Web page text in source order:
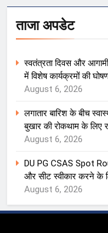
ताजा अपडेट
स्वतंत्रता दिवस और
में विशेष कार्यक्रमों की
August 6, 2026
लगातार बारिश के बीच
बुखार की रोकथाम के लिए
August 6, 2026
DU PG CSAS Spot
और सीट स्वीकार करने के
August 6, 2026